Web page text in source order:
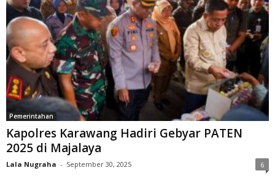
Pemerintahan
Kapolres Karawang Hadiri Gebyar PATEN
2025 di Majalaya
Lala Nugraha - September 30, 2025 6